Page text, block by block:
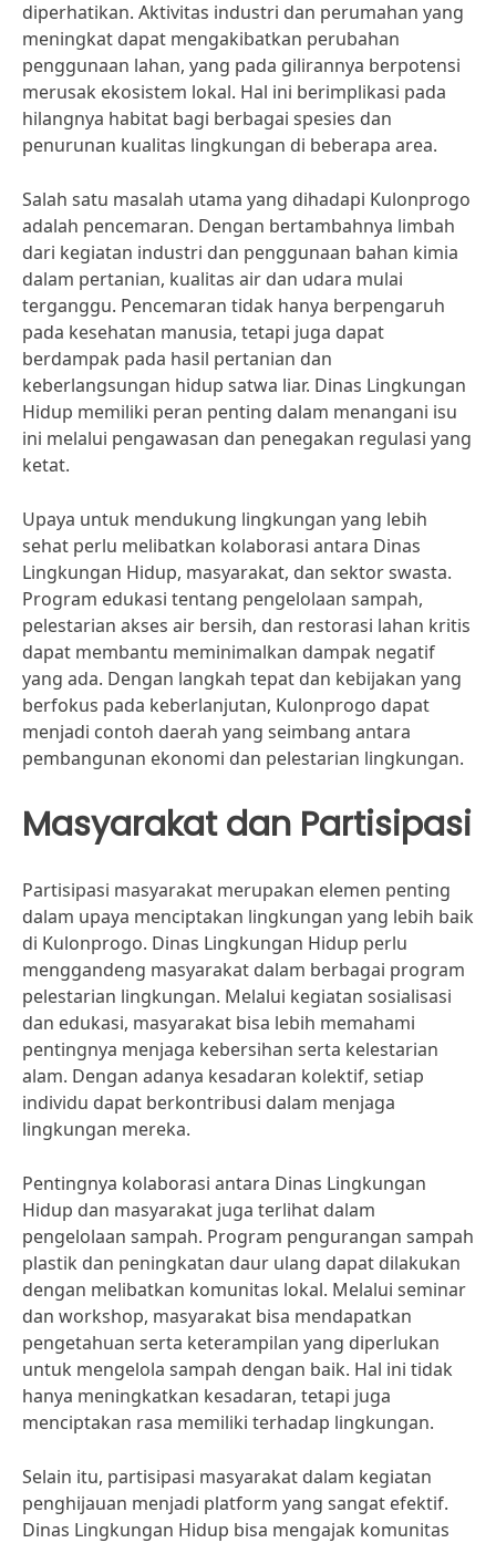
diperhatikan. Aktivitas industri dan perumahan yang
meningkat dapat mengakibatkan perubahan
penggunaan lahan, yang pada gilirannya berpotensi
merusak ekosistem lokal. Hal ini berimplikasi pada
hilangnya habitat bagi berbagai spesies dan
penurunan kualitas lingkungan di beberapa area.
Salah satu masalah utama yang dihadapi Kulonprogo
adalah pencemaran. Dengan bertambahnya limbah
dari kegiatan industri dan penggunaan bahan kimia
dalam pertanian, kualitas air dan udara mulai
terganggu. Pencemaran tidak hanya berpengaruh
pada kesehatan manusia, tetapi juga dapat
berdampak pada hasil pertanian dan
keberlangsungan hidup satwa liar. Dinas Lingkungan
Hidup memiliki peran penting dalam menangani isu
ini melalui pengawasan dan penegakan regulasi yang
ketat.
Upaya untuk mendukung lingkungan yang lebih
sehat perlu melibatkan kolaborasi antara Dinas
Lingkungan Hidup, masyarakat, dan sektor swasta.
Program edukasi tentang pengelolaan sampah,
pelestarian akses air bersih, dan restorasi lahan kritis
dapat membantu meminimalkan dampak negatif
yang ada. Dengan langkah tepat dan kebijakan yang
berfokus pada keberlanjutan, Kulonprogo dapat
menjadi contoh daerah yang seimbang antara
pembangunan ekonomi dan pelestarian lingkungan.
Masyarakat dan Partisipasi
Partisipasi masyarakat merupakan elemen penting
dalam upaya menciptakan lingkungan yang lebih baik
di Kulonprogo. Dinas Lingkungan Hidup perlu
menggandeng masyarakat dalam berbagai program
pelestarian lingkungan. Melalui kegiatan sosialisasi
dan edukasi, masyarakat bisa lebih memahami
pentingnya menjaga kebersihan serta kelestarian
alam. Dengan adanya kesadaran kolektif, setiap
individu dapat berkontribusi dalam menjaga
lingkungan mereka.
Pentingnya kolaborasi antara Dinas Lingkungan
Hidup dan masyarakat juga terlihat dalam
pengelolaan sampah. Program pengurangan sampah
plastik dan peningkatan daur ulang dapat dilakukan
dengan melibatkan komunitas lokal. Melalui seminar
dan workshop, masyarakat bisa mendapatkan
pengetahuan serta keterampilan yang diperlukan
untuk mengelola sampah dengan baik. Hal ini tidak
hanya meningkatkan kesadaran, tetapi juga
menciptakan rasa memiliki terhadap lingkungan.
Selain itu, partisipasi masyarakat dalam kegiatan
penghijauan menjadi platform yang sangat efektif.
Dinas Lingkungan Hidup bisa mengajak komunitas